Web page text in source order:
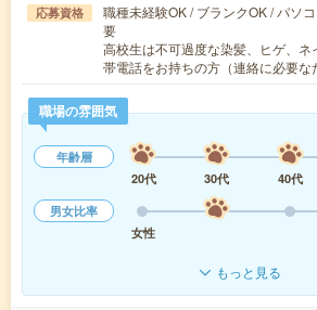
応募資格
職種未経験OK / ブランクOK / パソ
要
高校生は不可過度な染髪、ヒゲ、
帯電話をお持ちの方（連絡に必要
職場の雰囲気
年齢層
20代
30代 40代
男女比率
女性
もっと見る